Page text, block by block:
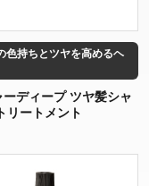
色持ちとツヤを高めるヘ
ーディープ ツヤ髪シャ
リートメント